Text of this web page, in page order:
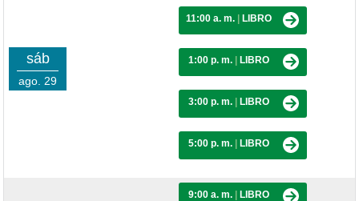
sáb
ago. 29
11:00 a. m. LIBRO
1:00 p. m. LIBRO
3:00 p. m. LIBRO
5:00 p. m. LIBRO
9:00 a. m. LIBRO